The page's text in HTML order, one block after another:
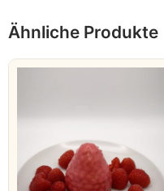
Ähnliche Produkte